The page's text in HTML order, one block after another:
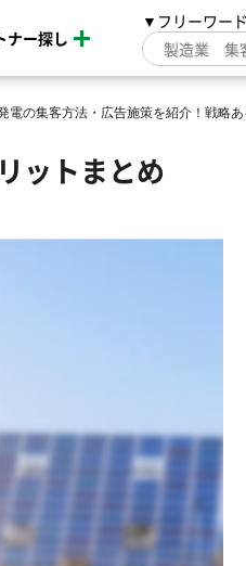
ナー探し
▼フリーワー
電の集客方法・広告施策を紹介！戦略
ットまとめ